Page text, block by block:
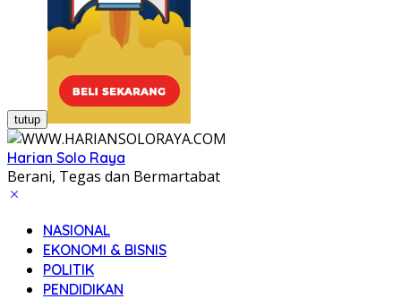
tutup
Harian Solo Raya
Berani, Tegas dan Bermartabat
NASIONAL
EKONOMI & BISNIS
POLITIK
PENDIDIKAN